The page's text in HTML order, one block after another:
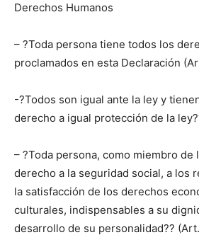
Derechos Humanos
– ?Toda persona tiene todos los
proclamados en esta Declaración
-?Todos son igual ante la ley y
derecho a igual protección de la
– ?Toda persona, como miembro de
derecho a la seguridad social, a los
la satisfacción de los derechos
culturales, indispensables a su
desarrollo de su personalidad??